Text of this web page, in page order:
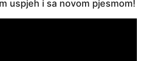
uspjeh i sa novom pjesmom!